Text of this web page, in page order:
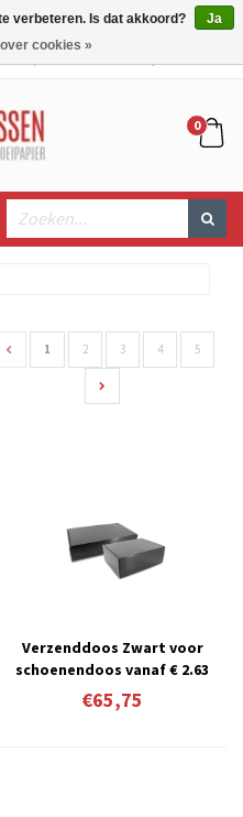
0
1 2 3 4 5
Verzenddoos Zwart voor
schoenendoos vanaf € 2.63
per stuk
€65,75
verbeteren. Is dat akkoord?
Ja
cookies »